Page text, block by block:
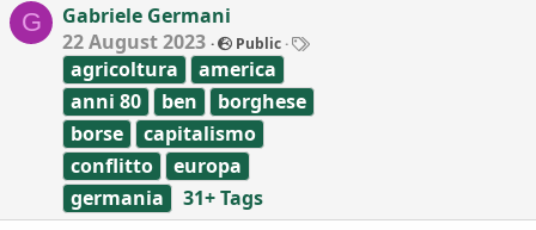
o
G
Gabriele Germani
22 August 2023
Public
s
agricoltura
america
anni 80
ben
borghese
borse
capitalismo
conflitto
europa
germania
31+ Tags